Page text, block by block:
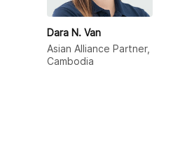
Dara N. Van
Asian Alliance Partner,
Cambodia